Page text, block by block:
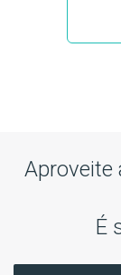
Aproveite
É